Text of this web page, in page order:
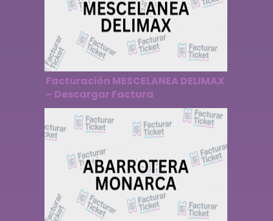
Facturación MESCELANEA DELIMAX
– Descargar Factura